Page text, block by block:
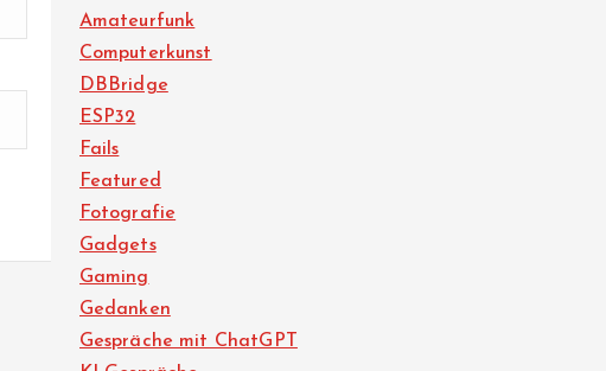
Amateurfunk
Computerkunst
DBBridge
ESP32
Fails
Featured
Fotografie
Gadgets
Gaming
Gedanken
Gespräche mit ChatGPT